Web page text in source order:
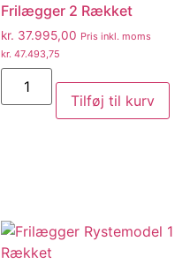
Frilægger 2 Rækket
kr. 37.995,00 Pris inkl. moms
kr. 47.493,75
Tilføj til kurv